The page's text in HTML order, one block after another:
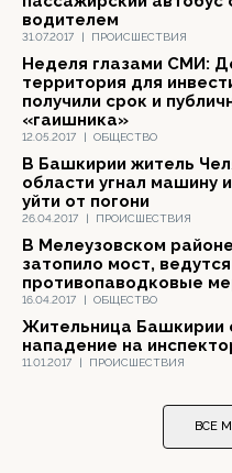
31.07.2017 | ПРОИСШЕСТВИЯ
водителем
12.05.2017 | ОБЩЕСТВО
Неделя глазами СМИ:
территория для
получили срок и
«гаишника»
26.04.2017 | ПРОИСШЕСТВИЯ
В Башкирии житель
области угнал машину
уйти от погони
16.04.2017 | ОБЩЕСТВО
В Мелеузовском
затопило мост, ведутся
противопаводковые
11.01.2017 | ПРОИСШЕСТВИЯ
Жительница Башкирии
нападение на
ВСЕ